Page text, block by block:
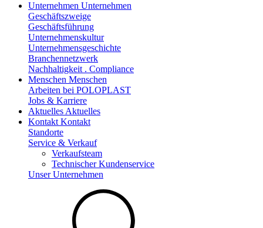
Unternehmen Unternehmen
Geschäftszweige
Geschäftsführung
Unternehmenskultur
Unternehmensgeschichte
Branchennetzwerk
Nachhaltigkeit . Compliance
Menschen Menschen
Arbeiten bei POLOPLAST
Jobs & Karriere
Aktuelles Aktuelles
Kontakt Kontakt
Standorte
Service & Verkauf
Verkaufsteam
Technischer Kundenservice
Unser Unternehmen